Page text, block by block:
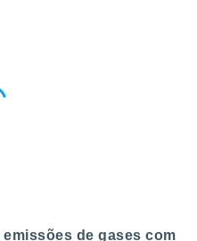
de gases com